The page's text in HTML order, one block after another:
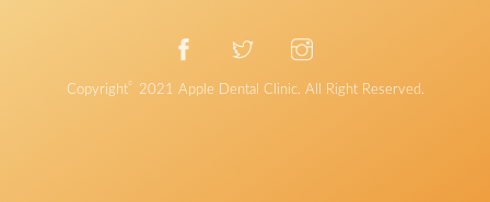
Copyright
©
2021 Apple Dental Clinic. All Right Reserved.